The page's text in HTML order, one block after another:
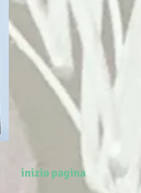
inizio pagina